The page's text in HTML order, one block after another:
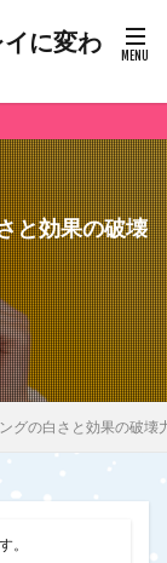
に変わ
と効果の破壊
グの白さと効果の破壊
。